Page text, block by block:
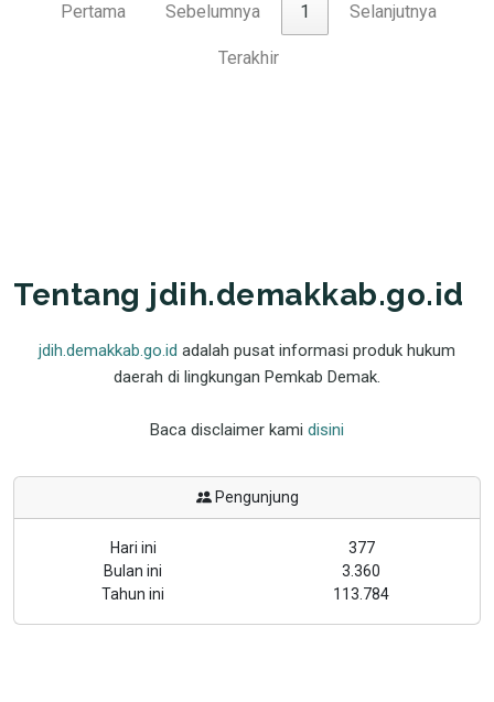
Pertama Sebelumnya 1 Selanjutnya
Terakhir
Tentang jdih.demakkab.go.id
jdih.demakkab.go.id adalah pusat informasi produk hukum
daerah di lingkungan Pemkab Demak.
Baca disclaimer kami disini
Pengunjung
Hari ini
377
Bulan ini
3.360
Tahun ini
113.784